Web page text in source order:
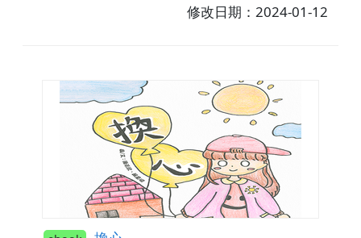
爺也得了喵喵病！小妖們決定立刻下山看望爺
並拿了試用品，奶油果覺得其中有些古怪便離
開調查。【食藥安全重點：健康消費資訊與媒
體的影響，只要是吃的東西都有可能發生食安
事件】 03:19 小妖們看到白鹿爺爺生病都擔
心不已，火猴準備拿快樂粉給爺爺吃，至聖藥
師即時出現阻止。艾里用預言能力看到奶油果
被黑狗黨抓起來，眾人決定前往營救。【食藥
修改日期：2024-01-12